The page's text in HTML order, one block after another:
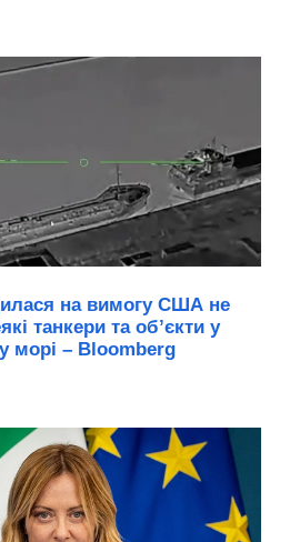
на вимогу США не
танкери та об’єкти у
морі – Bloomberg